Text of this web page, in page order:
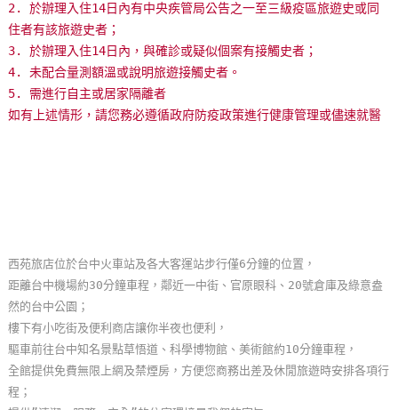
服
務
顧
客
單
管
理
會
員
2. 於辦理入住14日內有中央疾管局公告之一至三級疫區旅遊史或同
住者有該旅遊史者；
3. 於辦理入住14日內，與確診或疑似個案有接觸史者；
4. 未配合量測額溫或說明旅遊接觸史者。
5. 需進行自主或居家隔離者
如有上述情形，請您務必遵循政府防疫政策進行健康管理或儘速就醫
西苑旅店位於台中火車站及各大客運站步行僅6分鐘的位置，
距離台中機場約30分鐘車程，鄰近一中街、官原眼科、20號倉庫及綠意盎
然的台中公園；
樓下有小吃街及便利商店讓你半夜也便利，
驅車前往台中知名景點草悟道、科學博物館、美術館約10分鐘車程，
全館提供免費無限上網及禁煙房，方便您商務出差及休閒旅遊時安排各項行
程；